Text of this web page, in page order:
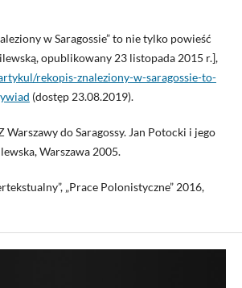
w Saragossie” to nie tylko powieść
opublikowany 23 listopada 2015 r.],
rekopis-znaleziony-w-saragossie-to-
(dostęp 23.08.2019).
Warszawy do Saragossy. Jan Potocki i jego
Warszawa 2005.
„Prace Polonistyczne” 2016,